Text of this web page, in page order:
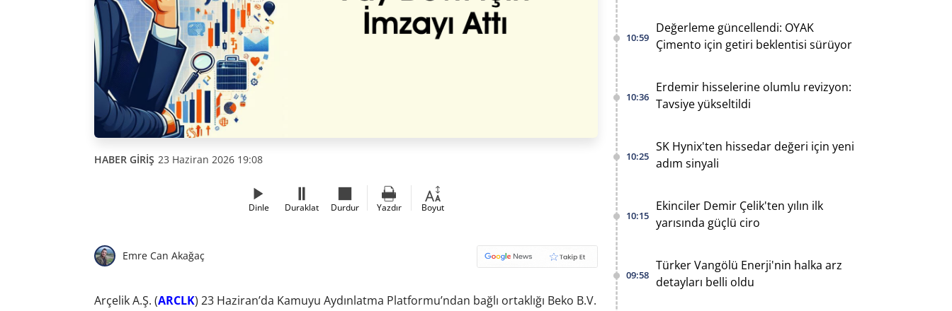
HABER GİRİŞ 23 Haziran 2026 19:08
Dinle Duraklat Durdur Yazdır Boyut
Emre Can Akağaç
Arçelik A.Ş. (ARCLK) 23 Haziran’da Kamuyu Aydınlatma Platformu’ndan bağlı ortaklığı Beko B.V.
10:59
Değerleme güncellendi: OYAK
Çimento için getiri beklentisi sürüyor
10:36
Erdemir hisselerine olumlu revizyon:
Tavsiye yükseltildi
10:25
SK Hynix'ten hissedar değeri için yeni
adım sinyali
10:15
Ekinciler Demir Çelik'ten yılın ilk
yarısında güçlü ciro
09:58
Türker Vangölü Enerji'nin halka arz
detayları belli oldu